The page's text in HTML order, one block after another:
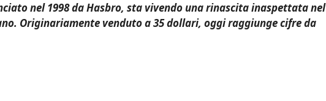
nel 1998 da Hasbro, sta vivendo una rinascita inaspettata nel
Originariamente venduto a 35 dollari, oggi raggiunge cifre da